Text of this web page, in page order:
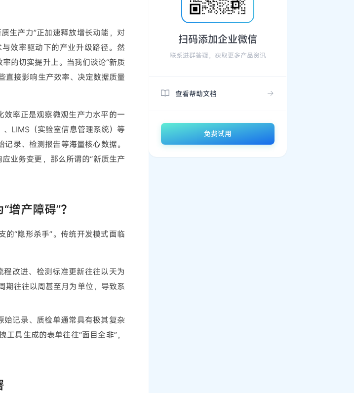
生产力”正加速释放增长动能，对
效率驱动下的产业升级路径。然
的切实提升上。当我们谈论“新质
直接影响生产效率、决定数据质量
效率正是观察微观生产力水平的一
LIMS（实验室信息管理系统）等
录、检测报告等海量核心数据。
业务变更，那么所谓的“新质生产
产障碍”？
“隐形杀手”。传统开发模式面临
程改进、检测标准更新往往以天为
期往往以周甚至月为单位，导致系
始记录、质检单通常具有极其复杂
具生成的表单往往“面目全非”，
扫码添加企业微信
联系进群答疑，获取更多产品资讯
查看帮助文档
免费试用